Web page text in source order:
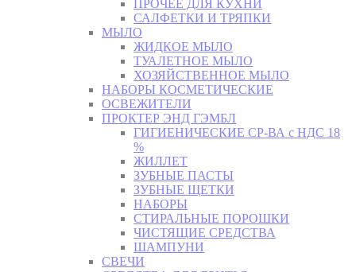
ПРОЧЕЕ ДЛЯ КУХНИ
САЛФЕТКИ И ТРЯПКИ
МЫЛО
ЖИДКОЕ МЫЛО
ТУАЛЕТНОЕ МЫЛО
ХОЗЯЙСТВЕННОЕ МЫЛО
НАБОРЫ КОСМЕТИЧЕСКИЕ
ОСВЕЖИТЕЛИ
ПРОКТЕР ЭНД ГЭМБЛ
ГИГИЕНИЧЕСКИЕ СР-ВА с НДС 18
%
ЖИЛЛЕТ
ЗУБНЫЕ ПАСТЫ
ЗУБНЫЕ ЩЕТКИ
НАБОРЫ
СТИРАЛЬНЫЕ ПОРОШКИ
ЧИСТЯЩИЕ СРЕДСТВА
ШАМПУНИ
СВЕЧИ